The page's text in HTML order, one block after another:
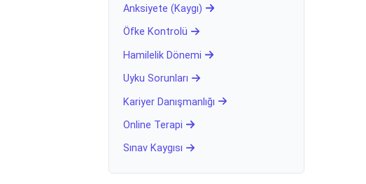
Anksiyete (Kaygı)
Öfke Kontrolü
Hamilelik Dönemi
Uyku Sorunları
Kariyer Danışmanlığı
Online Terapi
Sınav Kaygısı